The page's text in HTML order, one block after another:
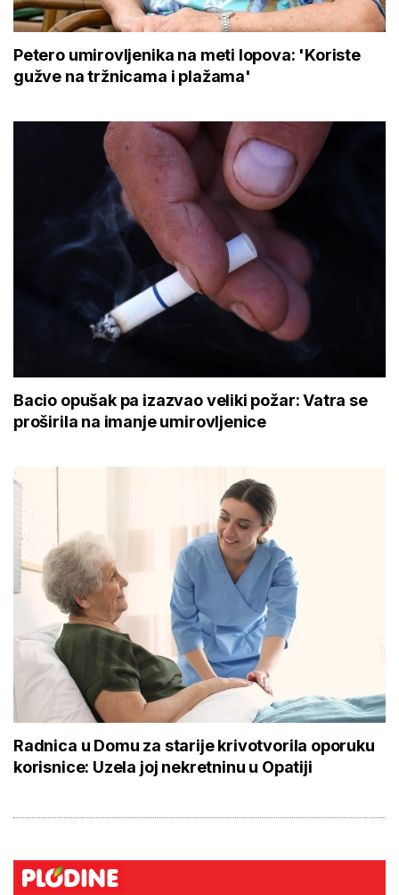
Petero umirovljenika na meti lopova: 'Koriste
gužve na tržnicama i plažama'
Bacio opušak pa izazvao veliki požar: Vatra se
proširila na imanje umirovljenice
Radnica u Domu za starije krivotvorila oporuku
korisnice: Uzela joj nekretninu u Opatiji